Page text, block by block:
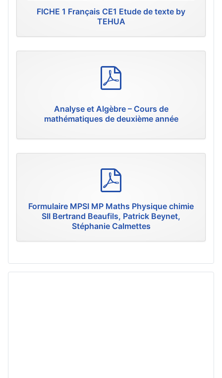
FICHE 1 Français CE1 Etude de texte by
TEHUA
Analyse et Algèbre – Cours de
mathématiques de deuxième année
Formulaire MPSI MP Maths Physique chimie
SII Bertrand Beaufils, Patrick Beynet,
Stéphanie Calmettes